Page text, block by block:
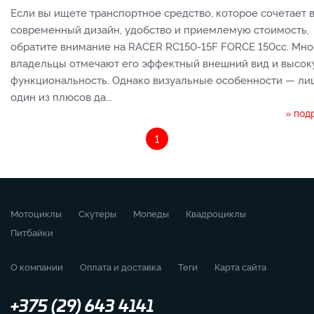
Если вы ищете транспортное средство, которое сочетает
современный дизайн, удобство и приемлемую стоимость,
обратите внимание на RACER RC150-15F FORCE 150cc.
владельцы отмечают его эффектный внешний вид и
функциональность. Однако визуальные особенности —
один из плюсов да...
»
1
Мотоциклы Скутеры Мопеды
Квадроциклы
Питбайки
О компании Оплата и доставка Теги Карта сайта
+375 (29) 643 4141